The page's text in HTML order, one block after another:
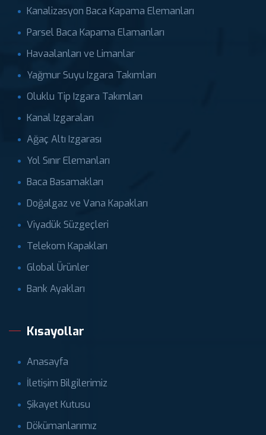
Kanalizasyon Baca Kapama Elemanları
Parsel Baca Kapama Elamanları
Havaalanları ve Limanlar
Yağmur Suyu Izgara Takımları
Oluklu Tip Izgara Takımları
Kanal Izgaraları
Ağaç Altı Izgarası
Yol Sınır Elemanları
Baca Basamakları
Doğalgaz ve Vana Kapakları
Viyadük Süzgeçleri
Telekom Kapakları
Global Ürünler
Bank Ayakları
Kısayollar
Anasayfa
İletişim Bilgilerimiz
Şikayet Kutusu
Dökümanlarımız